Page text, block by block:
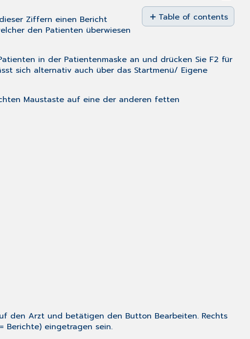
Save
as
PDF
Table of contents
von
berichtspflichtigen
Ziffern:
der
Ziffern einen Bericht
den Patienten überwiesen
in der Patientenmaske an und drücken Sie F2 für
sich alternativ auch über das Startmenü/ Eigene
Maustaste auf eine der anderen fetten
den Arzt und betätigen den Button Bearbeiten. Rechts
Berichte) eingetragen sein.